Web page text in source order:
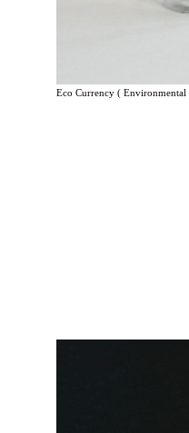
Eco Currency ( Environmental